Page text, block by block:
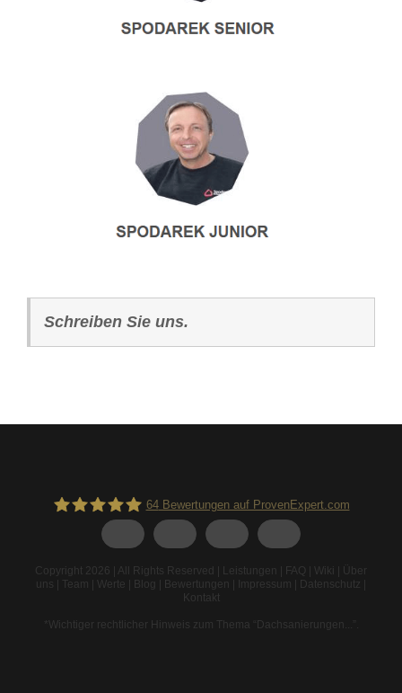
Schreiben Sie uns.
64Bewertungen auf ProvenExpert.com
Copyright 2026 | All Rights Reserved | Leistungen FAQ Wiki
Über
uns
Team Werte Blog Bewertungen Impressum Datenschutz
Kontakt
*Wichtiger rechtlicher Hinweis zum Thema “Dachsanierungen...” .